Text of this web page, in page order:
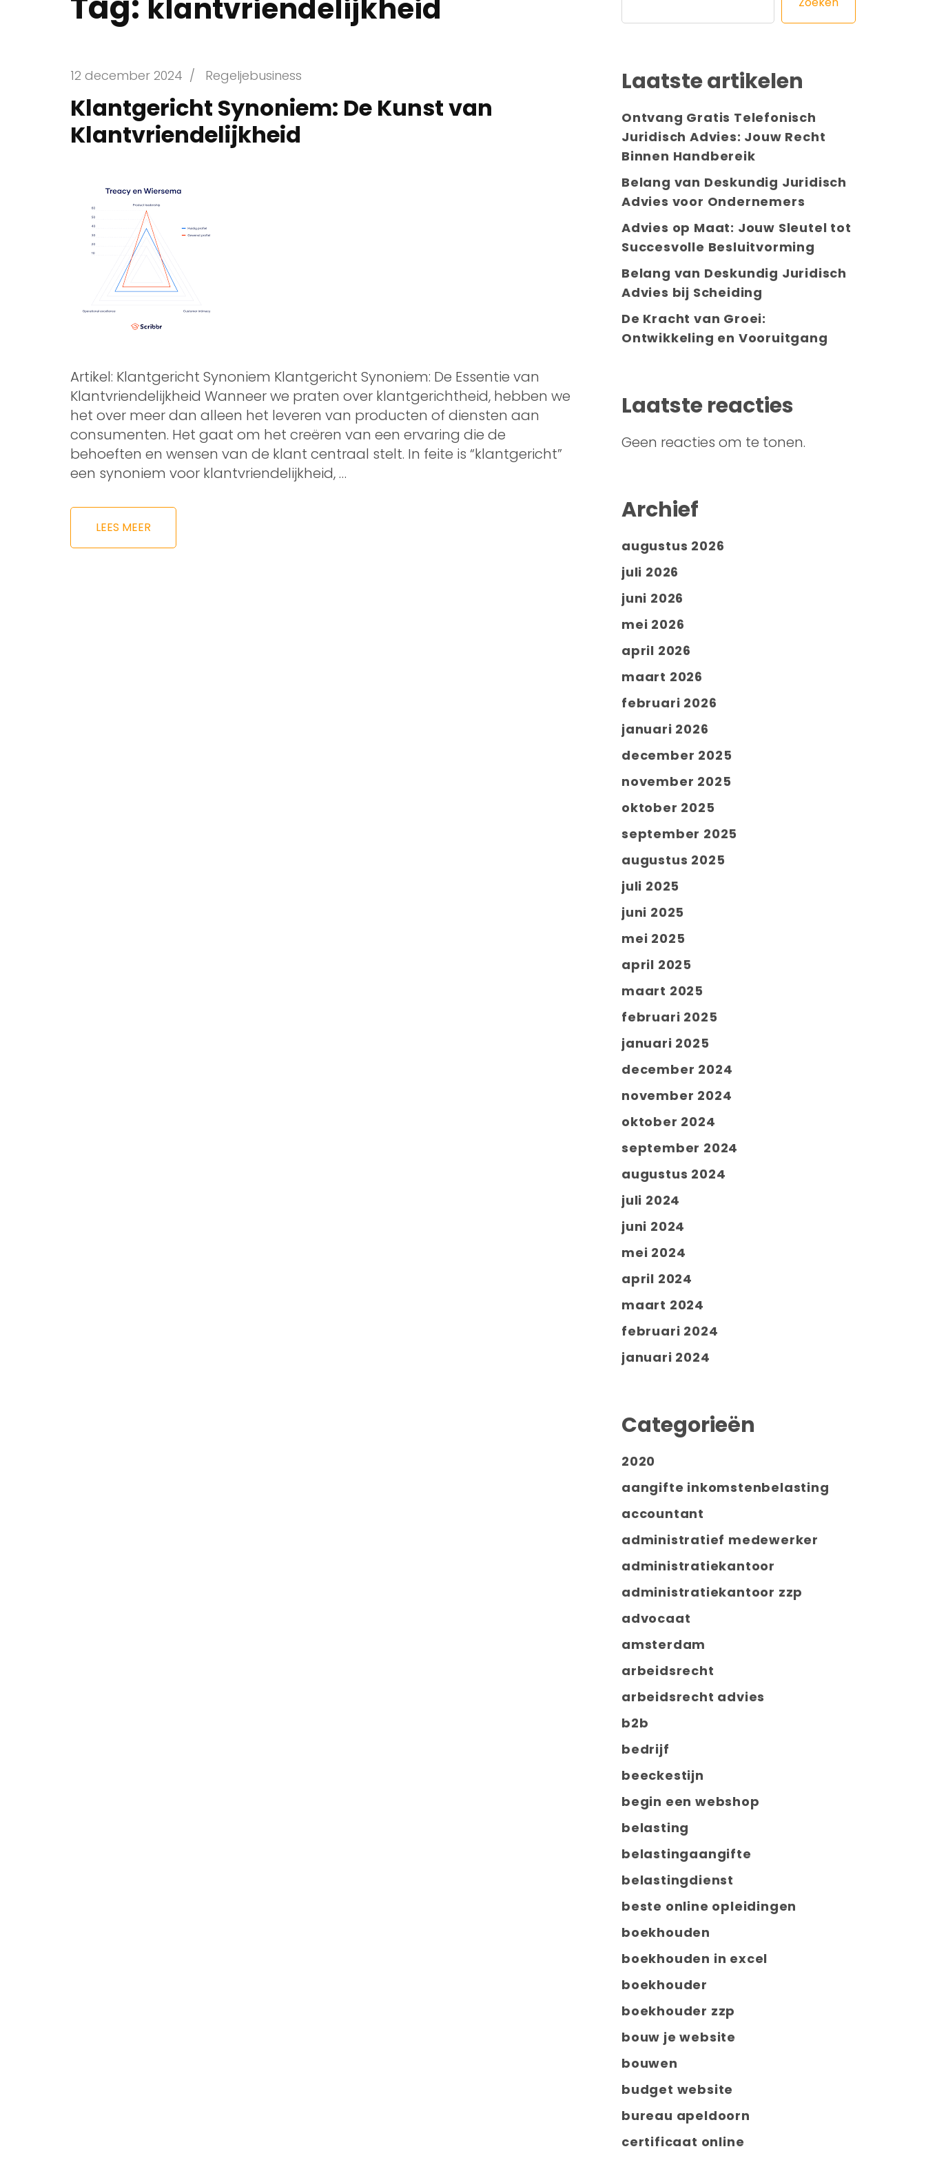
klantvriendelijkheid
12 december 2024 / Regeljebusiness
Klantgericht Synoniem: De Kunst van
Klantvriendelijkheid
Artikel: Klantgericht Synoniem Klantgericht Synoniem: De Essentie van
Klantvriendelijkheid Wanneer we praten over klantgerichtheid, hebben we
het over meer dan alleen het leveren van producten of diensten aan
consumenten. Het gaat om het creëren van een ervaring die de
behoeften en wensen van de klant centraal stelt. In feite is “klantgericht”
een synoniem voor klantvriendelijkheid, …
LEES MEER
Laatste artikelen
Ontvang Gratis Telefonisch
Juridisch Advies: Jouw Recht
Binnen Handbereik
Belang van Deskundig Juridisch
Advies voor Ondernemers
Advies op Maat: Jouw Sleutel tot
Succesvolle Besluitvorming
Belang van Deskundig Juridisch
Advies bij Scheiding
De Kracht van Groei:
Ontwikkeling en Vooruitgang
Laatste reacties
Geen reacties om te tonen.
Archief
augustus 2026
juli 2026
juni 2026
mei 2026
april 2026
maart 2026
februari 2026
januari 2026
december 2025
november 2025
oktober 2025
september 2025
augustus 2025
juli 2025
juni 2025
mei 2025
april 2025
maart 2025
februari 2025
januari 2025
december 2024
november 2024
oktober 2024
september 2024
augustus 2024
juli 2024
juni 2024
mei 2024
april 2024
maart 2024
februari 2024
januari 2024
Categorieën
2020
aangifte inkomstenbelasting
accountant
administratief medewerker
administratiekantoor
administratiekantoor zzp
advocaat
amsterdam
arbeidsrecht
arbeidsrecht advies
b2b
bedrijf
beeckestijn
begin een webshop
belasting
belastingaangifte
belastingdienst
beste online opleidingen
boekhouden
boekhouden in excel
boekhouder
boekhouder zzp
bouw je website
bouwen
budget website
bureau apeldoorn
certificaat online